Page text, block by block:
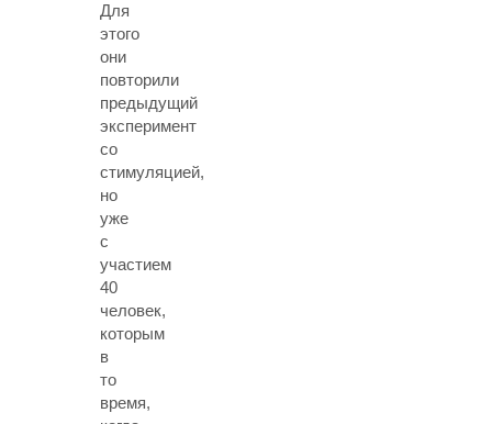
Для
этого
они
повторили
предыдущий
эксперимент
со
стимуляцией,
но
уже
с
участием
40
человек,
которым
в
то
время,